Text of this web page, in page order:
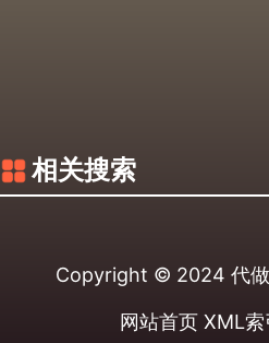
相关搜索
Copyright © 2024 代
网站首页 XML索